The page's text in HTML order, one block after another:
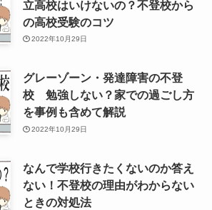
立高校はいけないの？不登校から
の高校受験のコツ
2022年10月29日
グレーゾーン・発達障害の不登
校 勉強しない？家での過ごし方
を事例も含めて解説
2022年10月29日
なんで学校行きたくないのか答え
ない！不登校の理由がわからない
ときの対処法